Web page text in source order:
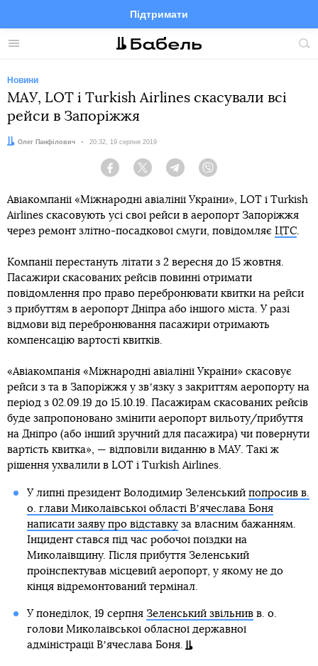
Меню
Підтримати
FacebookTelegramTwitter
Новини
МАУ, LOT і Turkish Airlines скасували всі
рейси в Запоріжжя
Автор:
Олег Панфілович Дата:
20:32, 19 серпня 2019
Facebook Twitter Telegram
Авіакомпанії «Міжнародні авіалінії України», LOT і Turkish
Airlines скасовують усі свої рейси в аеропорт Запоріжжя
через ремонт злітно-посадкової смуги, повідомляє ЦТС.
Компанії перестануть літати з 2 вересня до 15 жовтня.
Пасажири скасованих рейсів повинні отримати
повідомлення про право перебронювати квитки на рейси
з прибуттям в аеропорт Дніпра або іншого міста. У разі
відмови від перебронювання пасажири отримають
компенсацію вартості квитків.
«Авіакомпанія «Міжнародні авіалінії України» скасовує
рейси з та в Запоріжжя у звʼязку з закриттям аеропорту на
період з 02.09.19 до 15.10.19. Пасажирам скасованих рейсів
буде запропоновано змінити аеропорт вильоту/прибуття
на Дніпро (або інший зручний для пасажира) чи повернути
вартість квитка», — відповіли виданню в МАУ. Такі ж
рішення ухвалили в LOT і Turkish Airlines.
У липні президент Володимир Зеленський попросив в.
о. глави Миколаївської області Вʼячеслава Боня
написати заяву про відставкуза власним бажанням.
Інцидент стався під час робочої поїздки на
Миколаївщину. Після прибуття Зеленський
проінспектував місцевий аеропорт, у якому не до
кінця відремонтований термінал.
У понеділок, 19 серпня Зеленський звільнивв. о.
голови Миколаївської обласної державної
адміністрації Вʼячеслава Боня.